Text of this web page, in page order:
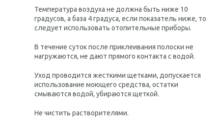
Температура воздуха не должна быть ниже 10
градусов, а база 4 градуса, если показатель ниже, то
следует использовать отопительные приборы.
В течение суток после приклеивания полоски не
нагружаются, не дают прямого контакта с водой.
Уход проводится жесткими щетками, допускается
использование моющего средства, остатки
смываются водой, убираются щеткой.
Не чистить растворителями.